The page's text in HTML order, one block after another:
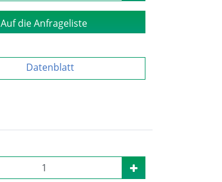
Auf die Anfrageliste
Datenblatt